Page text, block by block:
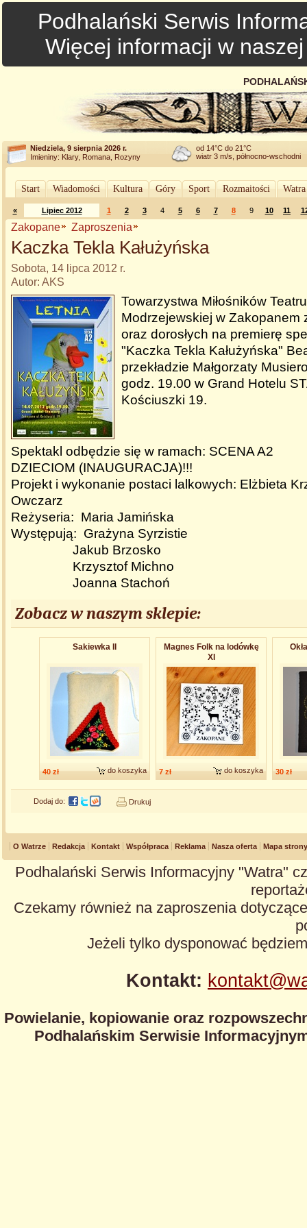
Podhalański Serwis
Więcej informacji w
Niedziela, 9 sierpnia 2026 r.
Imieniny: Klary, Romana, Rozyny
od 14°C do 21°C
wiatr 3 m/s, północno-wschodni
Start Wiadomości Kultura Góry Sport Rozmaitości
« Lipiec 2012 1 2 3 4 5 6 7 8 9 10 11
Zakopane Zaproszenia
Kaczka Tekla Kałużyńska
Sobota, 14 lipca 2012 r.
Autor: AKS
Towarzystwa Miłośników
Modrzejewskiej w Zakopanem
oraz dorosłych na premierę
"Kaczka Tekla Kałużyńska"
przekładzie Małgorzaty
godz. 19.00 w Grand Hotelu
Kościuszki 19.
Spektakl odbędzie się w ramach: SCENA A2
DZIECIOM (INAUGURACJA)!!!
Projekt i wykonanie postaci lalkowych: Elżbieta
Owczarz
Reżyseria: Maria Jamińska
Występują: Grażyna Syrzistie
Jakub Brzosko
Krzysztof Michno
Joanna Stachoń
Zobacz w naszym sklepie:
Sakiewka II
40 zł do koszyka
Magnes Folk na lodówkę
XI
7 zł do koszyka 30 zł
Dodaj do: Drukuj
O Watrze Redakcja Kontakt Współpraca Reklama Nasza oferta Mapa strony
Podhalański Serwis Informacyjny "Watra"
Czekamy również na zaproszenia
Jeżeli tylko dysponować
Kontakt:
Powielanie, kopiowanie oraz
Podhalańskim Serwisie